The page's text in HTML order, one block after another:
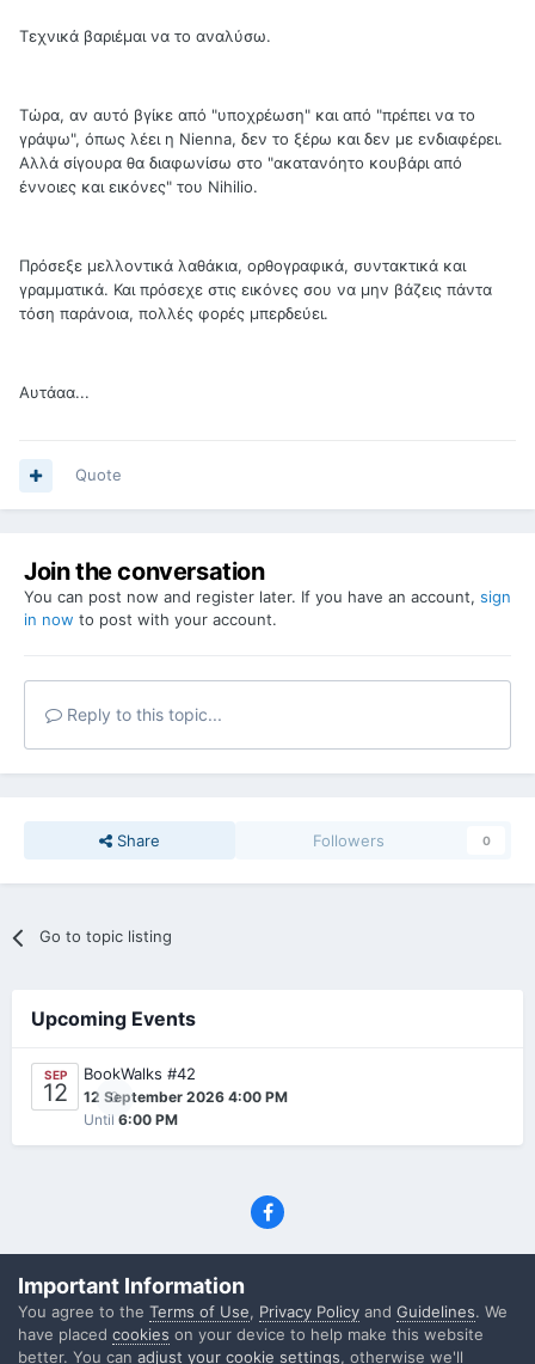
Τεχνικά βαριέμαι να το αναλύσω.
Τώρα, αν αυτό βγίκε από "υποχρέωση" και από "πρέπει να το
γράψω", όπως λέει η Nienna, δεν το ξέρω και δεν με ενδιαφέρει.
Αλλά σίγουρα θα διαφωνίσω στο "ακατανόητο κουβάρι από
έννοιες και εικόνες" του Nihilio.
Πρόσεξε μελλοντικά λαθάκια, ορθογραφικά, συντακτικά και
γραμματικά. Και πρόσεχε στις εικόνες σου να μην βάζεις πάντα
τόση παράνοια, πολλές φορές μπερδεύει.
Αυτάαα...
Quote
Join the conversation
You can post now and register later. If you have an account, sign
in now to post with your account.
Reply to this topic...
Share Followers 0
Go to topic listing
Upcoming Events
SEP
12 0
BookWalks #42
12 September 2026 4:00 PM
Until 6:00 PM
(C) SFF.gr, All rights reserved
Powered by Invision Community
Important Information
You agree to the Terms of Use, Privacy Policy and Guidelines. We
have placed cookies on your device to help make this website
better. You can adjust your cookie settings, otherwise we'll